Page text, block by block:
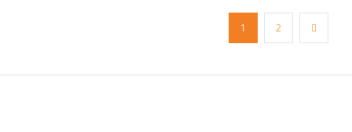
1 2